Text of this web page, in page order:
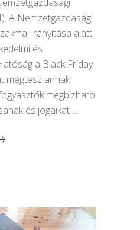
A Nemzetgazdasági
irányítása alatt
és
a Black Friday
megtesz annak
megbízható
és jogaikat